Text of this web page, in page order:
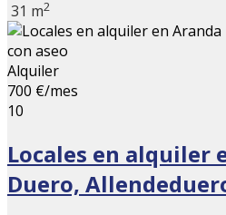
31 m2
Alquiler
700 €/mes
10
Locales en alquiler
Duero,